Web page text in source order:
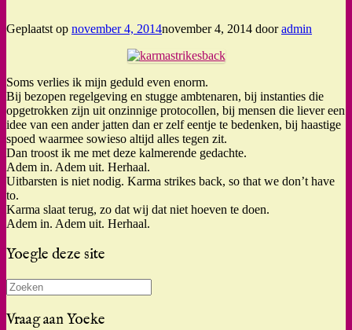
Geplaatst op november 4, 2014november 4, 2014 dooradmin
Soms verlies ik mijn geduld even enorm.
Bij bezopen regelgeving en stugge ambtenaren, bij instanties die
opgetrokken zijn uit onzinnige protocollen, bij mensen die liever een
idee van een ander jatten dan er zelf eentje te bedenken, bij haastige
spoed waarmee sowieso altijd alles tegen zit.
Dan troost ik me met deze kalmerende gedachte.
Adem in. Adem uit. Herhaal.
Uitbarsten is niet nodig. Karma strikes back, so that we don’t have
to.
Karma slaat terug, zo dat wij dat niet hoeven te doen.
Adem in. Adem uit. Herhaal.
Yoegle deze site
Zoeken
naar:
Vraag aan Yoeke